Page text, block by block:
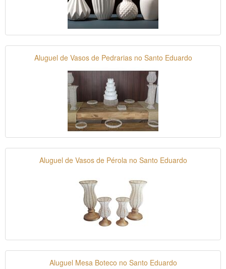
Aluguel de Vasos de Pedrarias no Santo Eduardo
Aluguel de Vasos de Pérola no Santo Eduardo
Aluguel Mesa Boteco no Santo Eduardo